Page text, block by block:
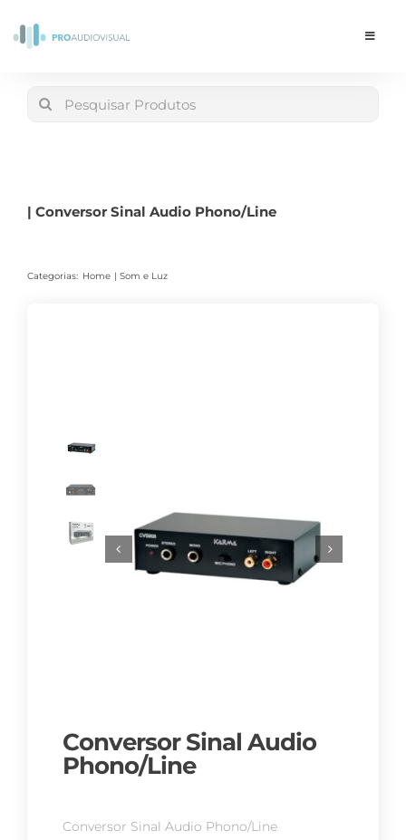
Toggle
Search
| Conversor Sinal Audio Phono/Line
Categorias: Home Som e Luz
Conversor Sinal Audio
Phono/Line
Conversor Sinal Audio Phono/Line